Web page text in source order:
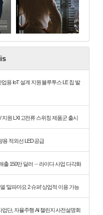
용 IoT 설계 지원 블루투스 LE 칩 발
지원 LXI 고전류 스위칭 제품군 출시
용 적외선 LED 공급
150만 달러 ··· 라이다 사업 다각화
‘알파마요 2 슈퍼’ 상업적 이용 가능
단, 자율주행 AI 챌린지 사전설명회